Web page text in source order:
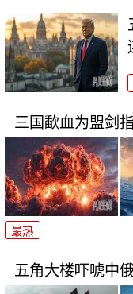
三国歃血为盟剑
最热
五角大楼吓唬中